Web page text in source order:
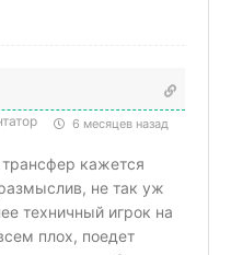
6 месяцев назад
кажется
не так уж
техничный игрок на
плох, поедет